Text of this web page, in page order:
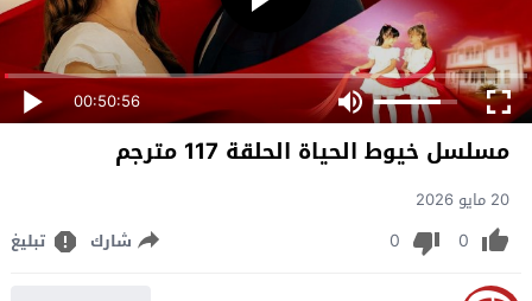
00:50:56
مسلسل خيوط الحياة الحلقة 117 مترجم
20 مايو 2026
0
0 شارك تبليغ